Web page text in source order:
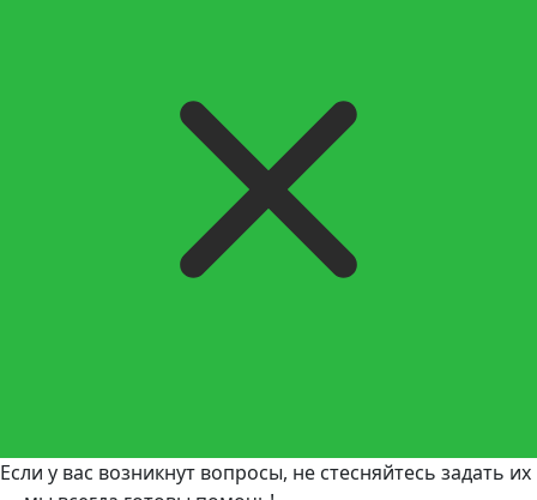
Если у вас возникнут вопросы, не стесняйтесь задать их